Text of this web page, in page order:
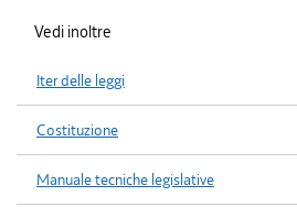
Vedi inoltre
Iter delle leggi
Costituzione
Manuale tecniche legislative